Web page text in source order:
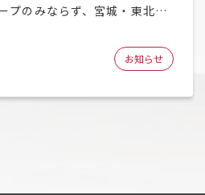
プのみならず、宮城・東北、
ベント企画、カネサグループ
組んでおり、2026年現在は海
ジ
お知らせ